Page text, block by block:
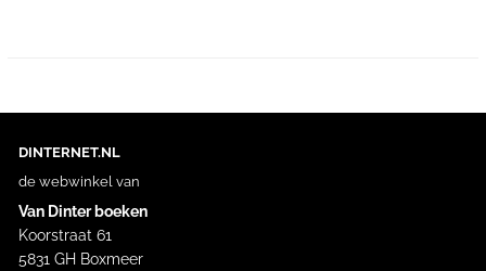
DINTERNET.NL
de webwinkel van
Van Dinter boeken
Koorstraat 61
5831 GH Boxmeer